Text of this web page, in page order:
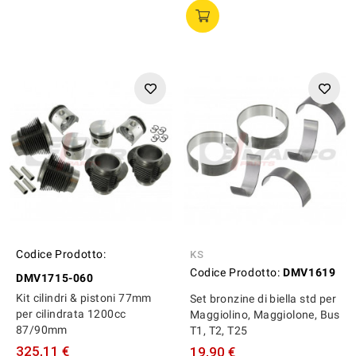
Codice Prodotto:
DMV1715-060
Kit cilindri & pistoni 77mm
per cilindrata 1200cc
87/90mm
325,11 €
KS
Codice Prodotto: DMV1619
Set bronzine di biella std per
Maggiolino, Maggiolone, Bus
T1, T2, T25
19,90 €